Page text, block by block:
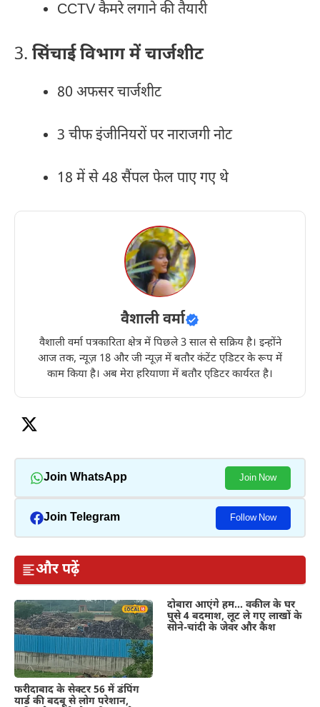
CCTV कैमरे लगाने की तैयारी
3. सिंचाई विभाग में चार्जशीट
80 अफसर चार्जशीट
3 चीफ इंजीनियरों पर नाराजगी नोट
18 में से 48 सैंपल फेल पाए गए थे
वैशाली वर्मा
वैशाली वर्मा पत्रकारिता क्षेत्र में पिछले 3 साल से सक्रिय है। इन्होंने
आज तक, न्यूज़ 18 और जी न्यूज़ में बतौर कंटेंट एडिटर के रूप में
काम किया है। अब मेरा हरियाणा में बतौर एडिटर कार्यरत है।
Join WhatsApp Join Now
Join Telegram Follow Now
और पढ़ें
फरीदाबाद के सेक्टर 56 में डंपिंग
यार्ड की बदबू से लोग परेशान,
दोबारा आएंगे हम… वकील के घर
घुसे 4 बदमाश, लूट ले गए लाखों के
सोने-चांदी के जेवर और कैश